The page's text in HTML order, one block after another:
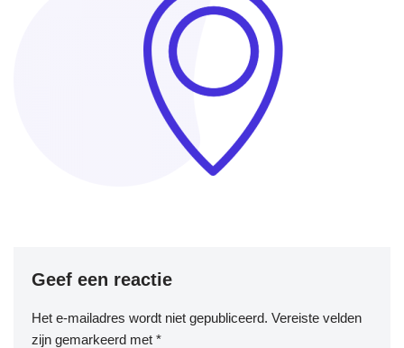
Geef een reactie
Het e-mailadres wordt niet gepubliceerd. Vereiste velden
zijn gemarkeerd met *